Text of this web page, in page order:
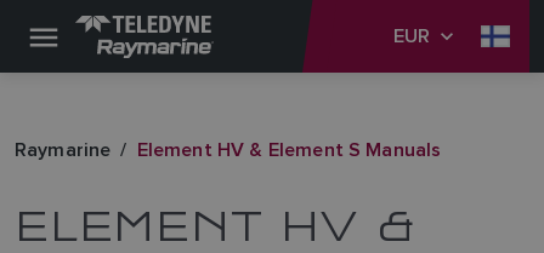
EUR
Raymarine Element HV & Element S Manuals
ELEMENT HV &